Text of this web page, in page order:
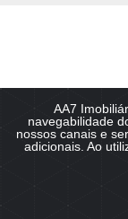
AA7
navegabilidade
nossos canais e
adicionais. Ao